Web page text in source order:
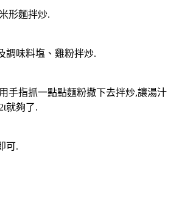
形麵拌炒.
調味料塩、雞粉拌炒.
手指抓一點點麵粉撒下去拌炒,讓湯汁
就夠了.
可.